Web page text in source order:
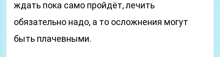
ждать пока само пройдёт, лечить
обязательно надо, а то осложнения могут
быть плачевными.